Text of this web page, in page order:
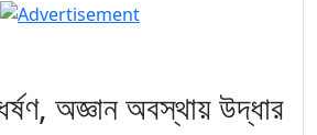
অজ্ঞান অবস্থায় উদ্ধার